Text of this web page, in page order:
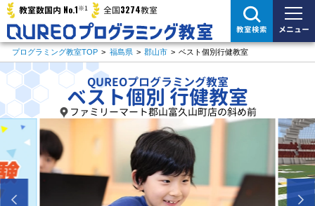
教室数国内 No.1※1 全国3274教室
教室検索 メニュー
プログラミング教室TOP > 福島県 > 郡山市 > ベスト個別行健教室
QUREOプログラミング教室
ベスト個別 行健教室
ファミリーマート郡山富久山町店の斜め前